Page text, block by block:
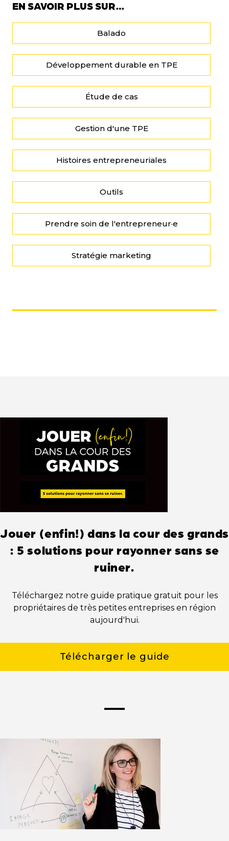
EN SAVOIR PLUS SUR…
Balado
Développement durable en TPE
Étude de cas
Gestion d'une TPE
Histoires entrepreneuriales
Outils
Prendre soin de l'entrepreneur·e
Stratégie marketing
Jouer (enfin!) dans la cour des grands
: 5 solutions pour rayonner sans se
ruiner.
Téléchargez notre guide pratique gratuit pour les
propriétaires de très petites entreprises en région
aujourd'hui.
Télécharger le guide